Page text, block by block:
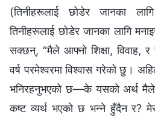
(तिनीहरूलाई छोडेर जानका
तिनीहरूलाई छोडेर जानका लागि
सक्छन्, “मैले आफ्नो शिक्षा, विवाह, र
वर्ष परमेश्‍वरमा विश्‍वास गरेको छु।
भनिरहनुभएको छ—के यसको अर्थ मैले
कष्ट व्यर्थ भएको छ भन्ने हुँदैन र?